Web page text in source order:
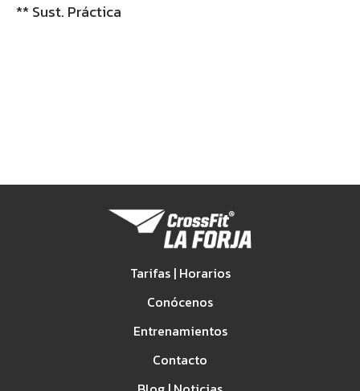
** Sust. Práctica
Tarifas | Horarios
Conócenos
Entrenamientos
Contacto